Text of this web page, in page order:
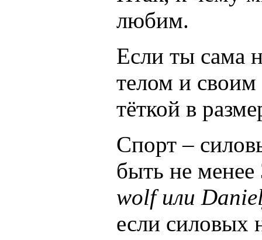
любим.
Если ты сама
телом и
тёткой в
Спорт –
быть не менее
wolf или
если силовых